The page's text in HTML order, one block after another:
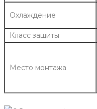
Охлаждение
Класс защиты
Место монтажа